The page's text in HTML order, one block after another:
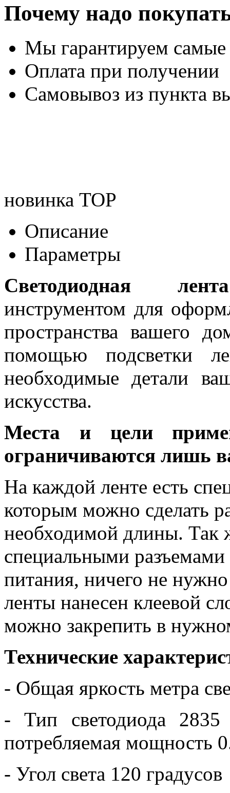
Почему надо
Мы гарантируем
Оплата при получении
Самовывоз из пункта
новинка TOP
Описание
Параметры
Светодиодная лента
инструментом для
пространства вашего
помощью подсветки
необходимые детали
искусства.
Места и цели
ограничиваются лишь
На каждой ленте есть
которым можно сделать
необходимой длины. Так
специальными
питания, ничего не
ленты нанесен клеевой
можно закрепить в
Технические
- Общая яркость метра
- Тип светодиода 2835
потребляемая мощность
- Угол света 120 градусов